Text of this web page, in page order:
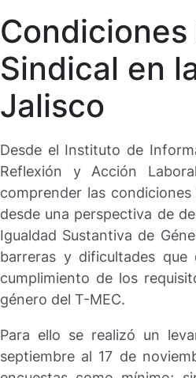
Sindical en
Jalisco
Desde el Instituto de
Reflexión y Acción
comprender las
desde una perspectiva de
Igualdad Sustantiva de
barreras y dificultades
cumplimiento de los
género del T-MEC.
Para ello se realizó un
septiembre al 17 de